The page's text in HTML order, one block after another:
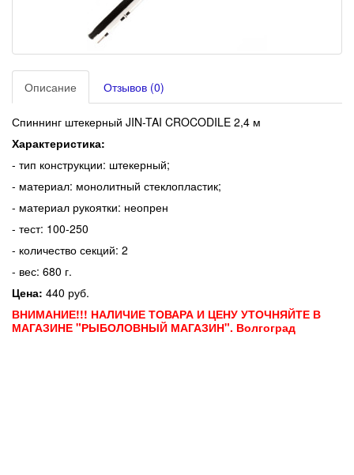
Описание Отзывов (0)
Спиннинг штекерный JIN-TAI CROCODILE 2,4 м
Характеристика:
- тип конструкции: штекерный;
- материал: монолитный стеклопластик;
- материал рукоятки: неопрен
- тест: 100-250
- количество секций: 2
- вес: 680 г.
Цена: 440 руб.
ВНИМАНИЕ!!! НАЛИЧИЕ ТОВАРА И ЦЕНУ УТОЧНЯЙТЕ В
МАГАЗИНЕ "РЫБОЛОВНЫЙ МАГАЗИН". Волгоград